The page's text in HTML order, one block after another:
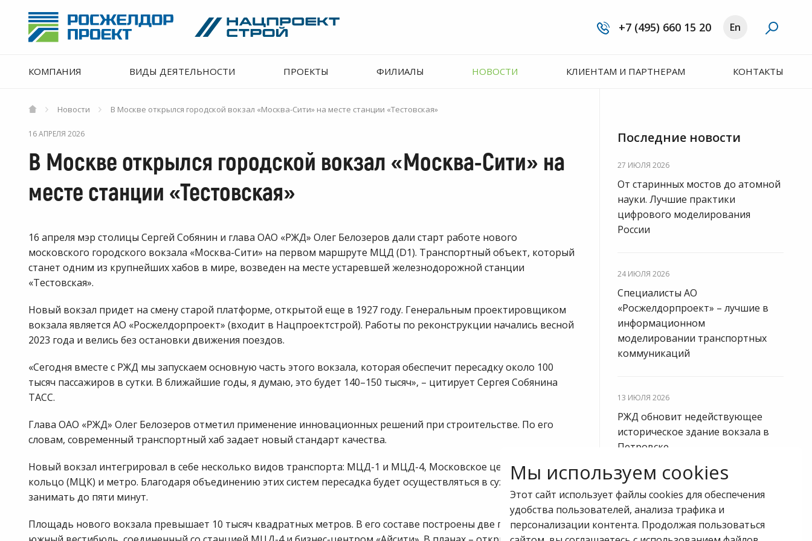
+7 (495) 660 15 20 En
КОМПАНИЯ ВИДЫ ДЕЯТЕЛЬНОСТИ ПРОЕКТЫ ФИЛИАЛЫ НОВОСТИ КЛИЕНТАМ И ПАРТНЕРАМ КОНТАКТЫ
Новости В Москве открылся городской вокзал «Москва-Сити» на месте станции «Тестовская»
16 АПРЕЛЯ 2026
В Москве открылся городской вокзал «Москва-Сити» на
месте станции «Тестовская»
16 апреля мэр столицы Сергей Собянин и глава ОАО «РЖД» Олег Белозеров дали старт работе нового
московского городского вокзала «Москва-Сити» на первом маршруте МЦД (D1). Транспортный объект, который
станет одним из крупнейших хабов в мире, возведен на месте устаревшей железнодорожной станции
«Тестовская».
Новый вокзал придет на смену старой платформе, открытой еще в 1927 году. Генеральным проектировщиком
вокзала является АО «Росжелдорпроект» (входит в Нацпроектстрой). Работы по реконструкции начались весной
2023 года и велись без остановки движения поездов.
«Сегодня вместе с РЖД мы запускаем основную часть этого вокзала, которая обеспечит пересадку около 100
тысяч пассажиров в сутки. В ближайшие годы, я думаю, это будет 140–150 тысяч», – цитирует Сергея Собянина
ТАСС.
Глава ОАО «РЖД» Олег Белозеров отметил применение инновационных решений при строительстве. По его
словам, современный транспортный хаб задает новый стандарт качества.
Новый вокзал интегрировал в себе несколько видов транспорта: МЦД-1 и МЦД-4, Московское центральное
кольцо (МЦК) и метро. Благодаря объединению этих систем пересадка будет осуществляться в сухом контуре и
занимать до пяти минут.
Площадь нового вокзала превышает 10 тысяч квадратных метров. В его составе построены две платформы и
Последние новости
27 ИЮЛЯ 2026
От старинных мостов до атомной
науки. Лучшие практики
цифрового моделирования
России
24 ИЮЛЯ 2026
Специалисты АО
«Росжелдорпроект» – лучшие в
информационном
моделировании транспортных
коммуникаций
13 ИЮЛЯ 2026
РЖД обновит недействующее
историческое здание вокзала в
Петровске
24 МАРТА 2026
Команда «Росжелдорпроекта» –
чемпионы Кубка РСПМ по
Мы используем cookies
Этот сайт использует файлы cookies для обеспечения
удобства пользователей, анализа трафика и
персонализации контента. Продолжая пользоваться